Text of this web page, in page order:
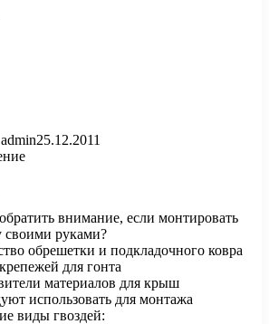
admin25.12.2011
внимание, если монтировать
своими руками?
обрешетки и подкладочного ковра
для гонта
материалов для крыш
использовать для монтажа
виды гвоздей: